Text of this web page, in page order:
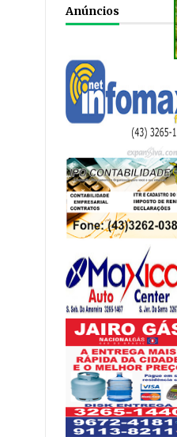
Anúncios